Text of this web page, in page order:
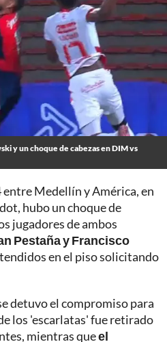
y un choque de cabezas en DIM vs
entre Medellín y América, en
hubo un choque de
jugadores de ambos
Pestaña y Francisco
en el piso solicitando
detuvo el compromiso para
los 'escarlatas' fue retirado
mientras queel